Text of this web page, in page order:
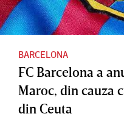
BARCELONA
FC Barcelona a
Maroc, din cauza
din Ceuta